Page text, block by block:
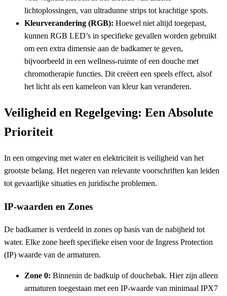
lichtoplossingen, van ultradunne strips tot krachtige spots.
Kleurverandering (RGB): Hoewel niet altijd toegepast,
kunnen RGB LED’s in specifieke gevallen worden gebruikt
om een extra dimensie aan de badkamer te geven,
bijvoorbeeld in een wellness-ruimte of een douche met
chromotherapie functies. Dit creëert een speels effect, alsof
het licht als een kameleon van kleur kan veranderen.
Veiligheid en Regelgeving: Een Absolute
Prioriteit
In een omgeving met water en elektriciteit is veiligheid van het
grootste belang. Het negeren van relevante voorschriften kan leiden
tot gevaarlijke situaties en juridische problemen.
IP-waarden en Zones
De badkamer is verdeeld in zones op basis van de nabijheid tot
water. Elke zone heeft specifieke eisen voor de Ingress Protection
(IP) waarde van de armaturen.
Zone 0: Binnenin de badkuip of douchebak. Hier zijn alleen
armaturen toegestaan met een IP-waarde van minimaal IPX7